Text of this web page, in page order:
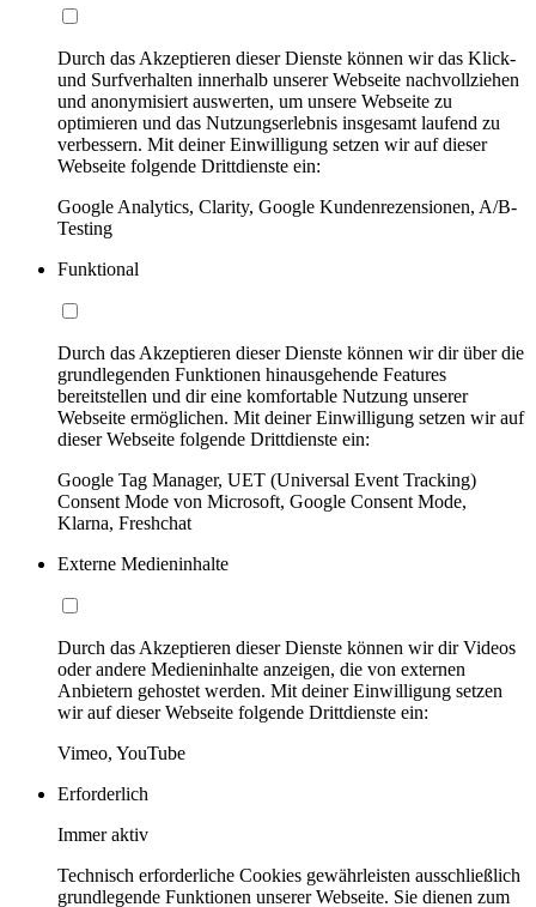
Durch das Akzeptieren dieser Dienste können wir das Klick-
und Surfverhalten innerhalb unserer Webseite nachvollziehen
und anonymisiert auswerten, um unsere Webseite zu
optimieren und das Nutzungserlebnis insgesamt laufend zu
verbessern. Mit deiner Einwilligung setzen wir auf dieser
Webseite folgende Drittdienste ein:
Google Analytics, Clarity, Google Kundenrezensionen, A/B-
Testing
Funktional
Durch das Akzeptieren dieser Dienste können wir dir über die
grundlegenden Funktionen hinausgehende Features
bereitstellen und dir eine komfortable Nutzung unserer
Webseite ermöglichen. Mit deiner Einwilligung setzen wir auf
dieser Webseite folgende Drittdienste ein:
Google Tag Manager, UET (Universal Event Tracking)
Consent Mode von Microsoft, Google Consent Mode,
Klarna, Freshchat
Externe Medieninhalte
Durch das Akzeptieren dieser Dienste können wir dir Videos
oder andere Medieninhalte anzeigen, die von externen
Anbietern gehostet werden. Mit deiner Einwilligung setzen
wir auf dieser Webseite folgende Drittdienste ein:
Vimeo, YouTube
Erforderlich
Immer aktiv
Technisch erforderliche Cookies gewährleisten ausschließlich
grundlegende Funktionen unserer Webseite. Sie dienen zum